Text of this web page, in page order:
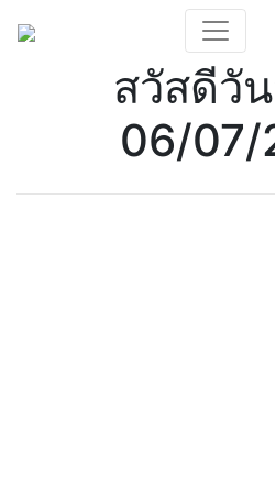
สวัสดีวั
06/07/